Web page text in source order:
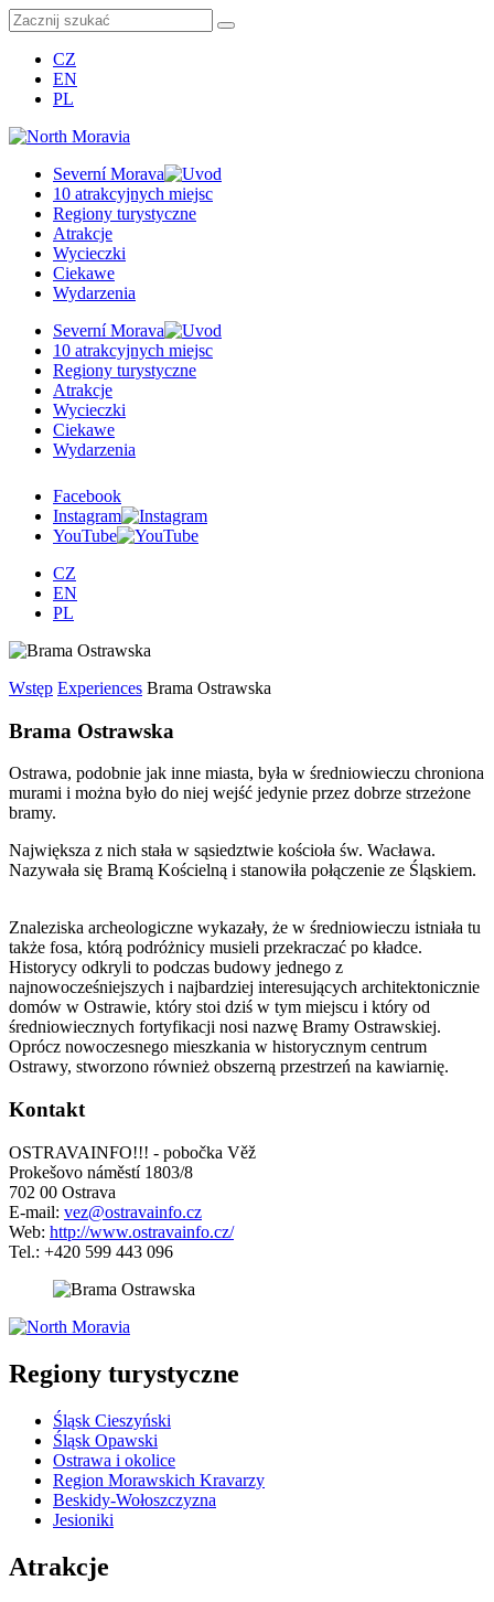
CZ
EN
PL
Severní Morava
10 atrakcyjnych miejsc
Regiony turystyczne
Atrakcje
Wycieczki
Ciekawe
Wydarzenia
Severní Morava
10 atrakcyjnych miejsc
Regiony turystyczne
Atrakcje
Wycieczki
Ciekawe
Wydarzenia
Facebook
Instagram
YouTube
CZ
EN
PL
Wstęp Experiences Brama Ostrawska
Brama Ostrawska
Ostrawa, podobnie jak inne miasta, była w średniowieczu chroniona
murami i można było do niej wejść jedynie przez dobrze strzeżone
bramy.
Największa z nich stała w sąsiedztwie kościoła św. Wacława.
Nazywała się Bramą Kościelną i stanowiła połączenie ze Śląskiem.
Znaleziska archeologiczne wykazały, że w średniowieczu istniała tu
także fosa, którą podróżnicy musieli przekraczać po kładce.
Historycy odkryli to podczas budowy jednego z
najnowocześniejszych i najbardziej interesujących architektonicznie
domów w Ostrawie, który stoi dziś w tym miejscu i który od
średniowiecznych fortyfikacji nosi nazwę Bramy Ostrawskiej.
Oprócz nowoczesnego mieszkania w historycznym centrum
Ostrawy, stworzono również obszerną przestrzeń na kawiarnię.
Kontakt
OSTRAVAINFO!!! - pobočka Věž
Prokešovo náměstí 1803/8
702 00 Ostrava
E-mail: vez@ostravainfo.cz
Web: http://www.ostravainfo.cz/
Tel.: +420 599 443 096
−
Regiony turystyczne
Śląsk Cieszyński
Śląsk Opawski
Ostrawa i okolice
Region Morawskich Kravarzy
Beskidy-Wołoszczyzna
Jesioniki
Atrakcje